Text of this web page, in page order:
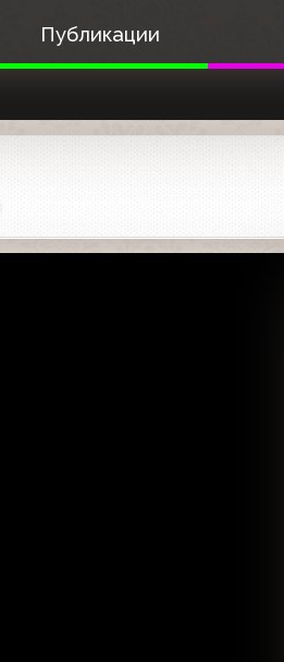
Публикации